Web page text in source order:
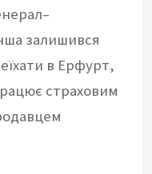
залишився
в Ерфурт,
страховим